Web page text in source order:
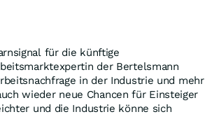
für die künftige
der Bertelsmann
in der Industrie und mehr
wieder neue Chancen für Einsteiger
und die Industrie könne sich